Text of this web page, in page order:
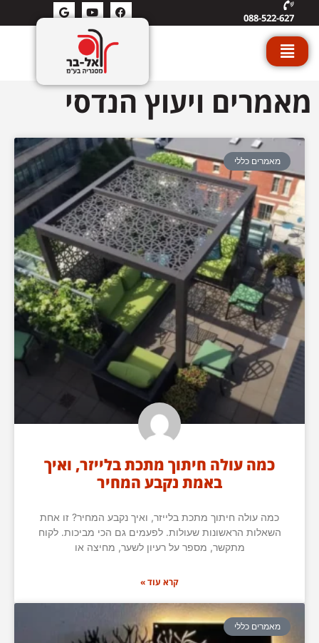
088-522-627
מאמרים ויעוץ הנדסי
מאמרים כללי
כמה עולה חיתוך מתכת בלייזר, ואיך
באמת נקבע המחיר
כמה עולה חיתוך מתכת בלייזר, ואיך נקבע המחיר? זו אחת
השאלות הראשונות שעולות. לפעמים גם הכי מביכות. לקוח
מתקשר, מספר על רעיון לשער, מחיצה או
קרא עוד »
מאמרים כללי